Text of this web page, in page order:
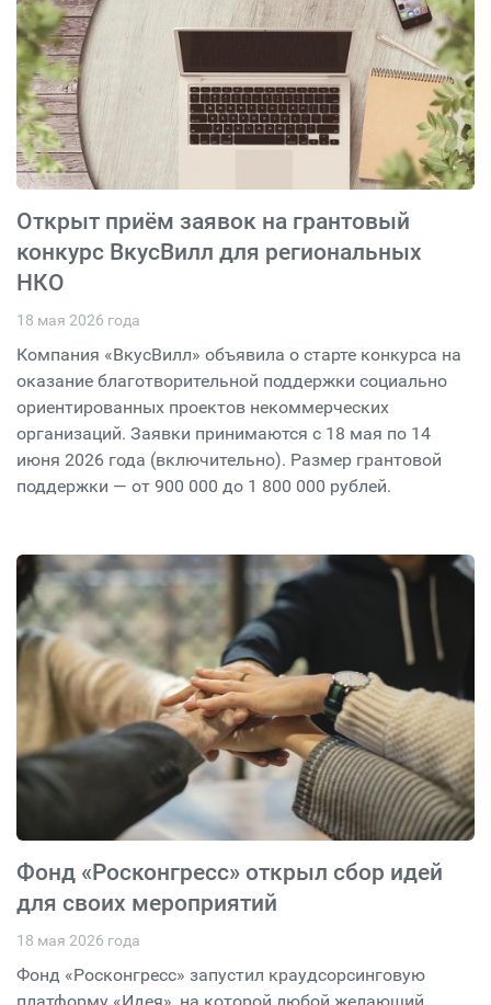
Открыт приём заявок на грантовый
конкурс ВкусВилл для региональных
НКО
18 мая 2026 года
Компания «ВкусВилл» объявила о старте конкурса на
оказание благотворительной поддержки социально
ориентированных проектов некоммерческих
организаций. Заявки принимаются с 18 мая по 14
июня 2026 года (включительно). Размер грантовой
поддержки — от 900 000 до 1 800 000 рублей.
Фонд «Росконгресс» открыл сбор идей
для своих мероприятий
18 мая 2026 года
Фонд «Росконгресс» запустил краудсорсинговую